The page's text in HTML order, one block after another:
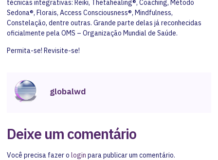
técnicas integrativas: Reiki, Thetahealing®, Coaching, Método
Sedona®, Florais, Access Consciousness®, Mindfulness,
Constelação, dentre outras. Grande parte delas já reconhecidas
oficialmente pela OMS – Organização Mundial de Saúde.
Permita-se! Revisite-se!
globalwd
Deixe um comentário
Você precisa fazer o login para publicar um comentário.